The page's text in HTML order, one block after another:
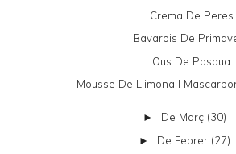
Crema De Peres
Bavarois De
Ous De Pasqua
Mousse De Llimona I
► De Març (30)
► De Febrer (27)